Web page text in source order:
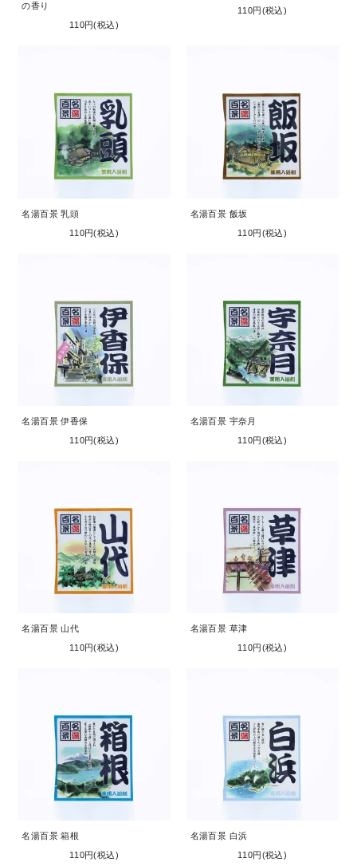
の香り
110円(税込)
110円(税込)
名湯百景 乳頭
110円(税込)
名湯百景 飯坂
110円(税込)
名湯百景 伊香保
110円(税込)
名湯百景 宇奈月
110円(税込)
名湯百景 山代
110円(税込)
名湯百景 草津
110円(税込)
名湯百景 箱根
110円(税込)
名湯百景 白浜
110円(税込)